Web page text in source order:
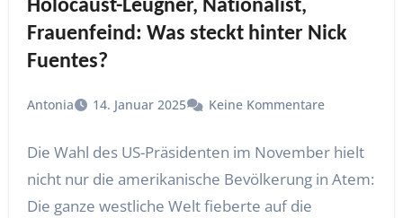
Holocaust-Leugner, Nationalist,
Frauenfeind: Was steckt hinter Nick
Fuentes?
Antonia 14. Januar 2025 Keine Kommentare
Die Wahl des US-Präsidenten im November hielt
nicht nur die amerikanische Bevölkerung in Atem:
Die ganze westliche Welt fieberte auf die